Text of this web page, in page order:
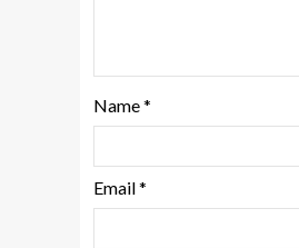
Name*
Email*